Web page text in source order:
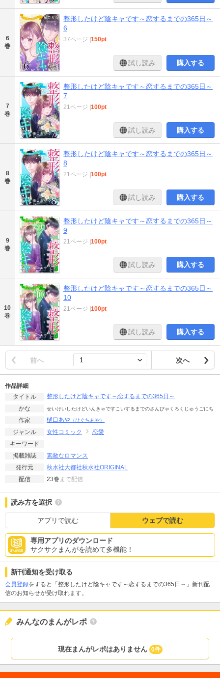
6
巻
整形したけど陰キャです～恋するまでの365日～
6
37ページ 150pt
試し読み 購入する
7
巻
整形したけど陰キャです～恋するまでの365日～
7
21ページ 100pt
試し読み 購入する
8
巻
整形したけど陰キャです～恋するまでの365日～
8
21ページ 100pt
試し読み 購入する
9
巻
整形したけど陰キャです～恋するまでの365日～
9
21ページ 100pt
試し読み 購入する
10
巻
整形したけど陰キャです～恋するまでの365日～
10
21ページ 100pt
試し読み 購入する
前へ 次へ
作品詳細
タイトル
整形したけど陰キャです～恋するまでの365日～
かな
せいけいしたけどいんきゃですこいするまでのさんびゃくろくじゅうごにち
作家 樋口あや （ひぐちあや）
ジャンル 女性コミック
恋愛
キーワード
掲載雑誌
素敵なロマンス
発行元
秋水社大都社秋水社ORIGINAL
配信
23巻 まで配信
読み方を選択
アプリで読む ウェブで読む
専用アプリのダウンロード
サクサクまんがを読めて多機能！
新刊通知を受け取る
会員登録をすると「整形したけど陰キャです～恋するまでの365日～」新刊配
信のお知らせが受け取れます。
みんなのまんがレポ
現在まんがレポはありません 0件